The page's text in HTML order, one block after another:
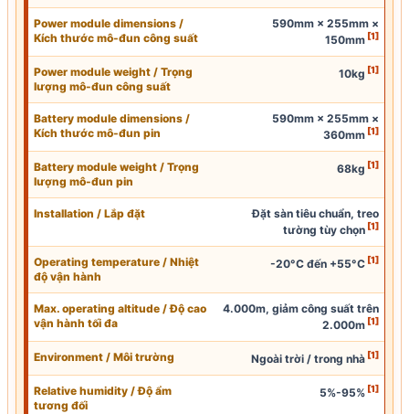
Power module dimensions /
Kích thước mô-đun công suất
590mm × 255mm ×
150mm [1]
Power module weight / Trọng
lượng mô-đun công suất
10kg [1]
Battery module dimensions /
Kích thước mô-đun pin
590mm × 255mm ×
360mm [1]
Battery module weight / Trọng
lượng mô-đun pin
68kg [1]
Installation / Lắp đặt
Đặt sàn tiêu chuẩn, treo
tường tùy chọn [1]
Operating temperature / Nhiệt
độ vận hành
-20°C đến +55°C [1]
Max. operating altitude / Độ cao
vận hành tối đa
4.000m, giảm công suất trên
2.000m [1]
Environment / Môi trường Ngoài trời / trong nhà [1]
Relative humidity / Độ ẩm
tương đối
5%-95% [1]